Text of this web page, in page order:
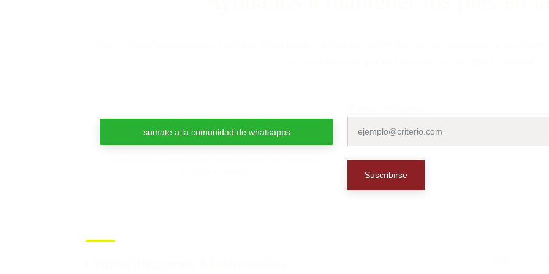
Suscribirse
sumate a la comunidad de whatsapps